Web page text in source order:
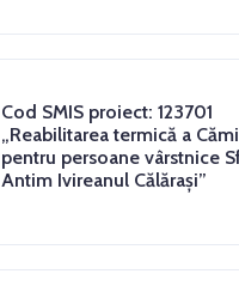
Cod SMIS proiect: 123701
„Reabilitarea termică a
pentru persoane vârstnice
Antim Ivireanul Călărași”